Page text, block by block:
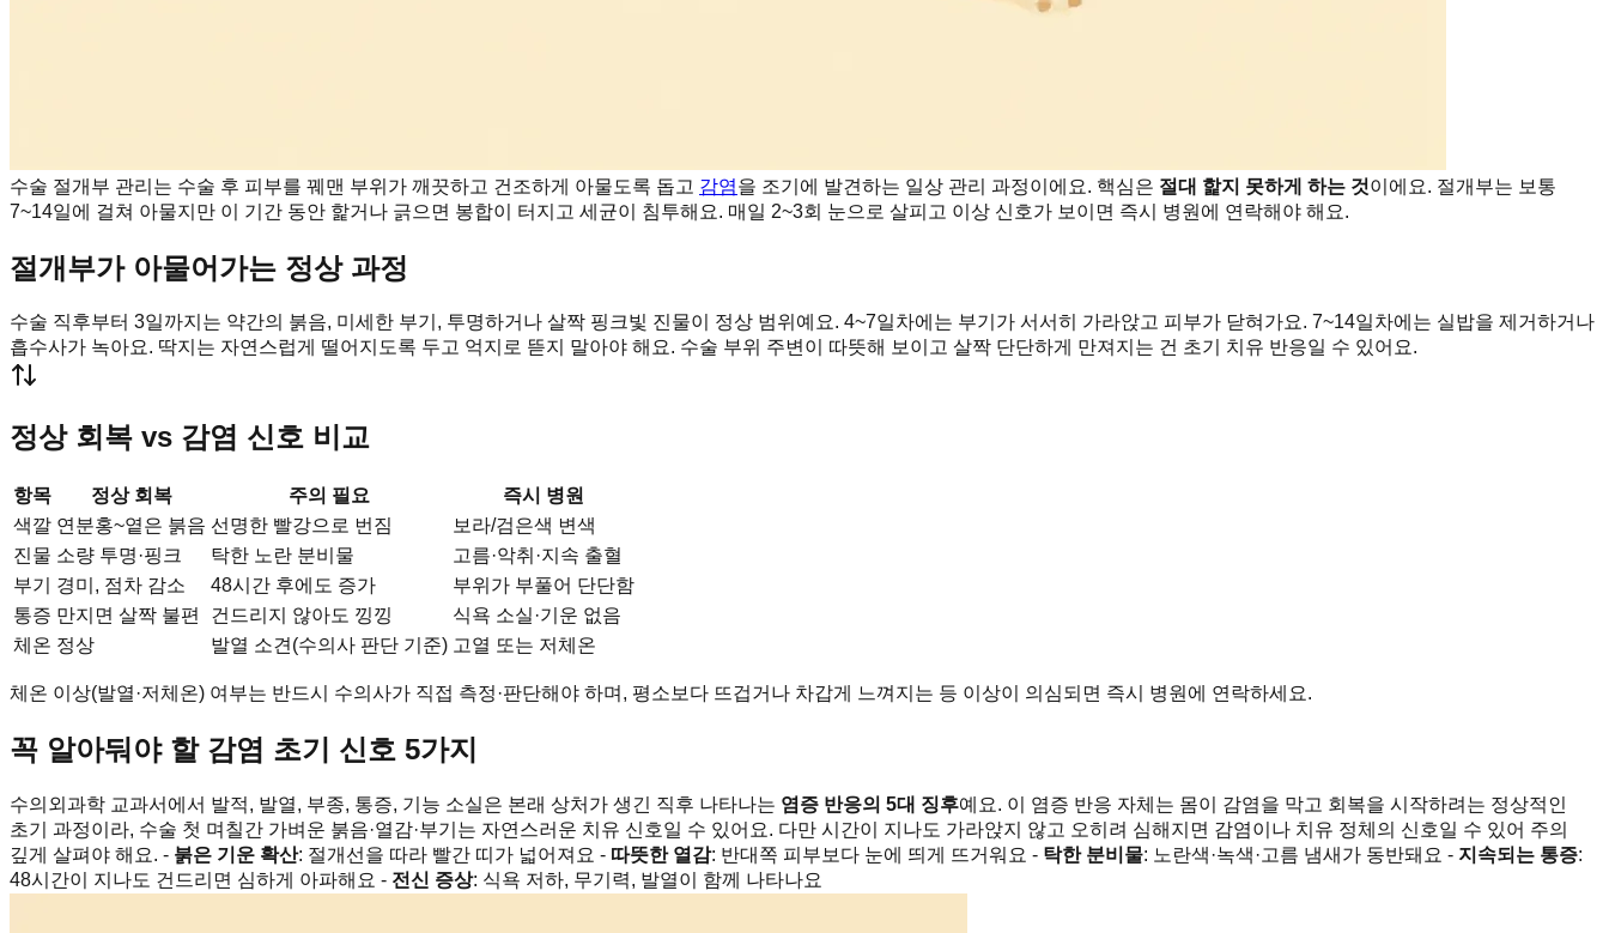
수술 절개부 관리는 수술 후 피부를 꿰맨 부위가 깨끗하고 건조하게 아물도록 돕고 감염을 조기에 발견하는 일상 관리 과정이에요. 핵심은 절대 핥지 못하게 하는 것이에요. 절개부는 보통
7~14일에 걸쳐 아물지만 이 기간 동안 핥거나 긁으면 봉합이 터지고 세균이 침투해요. 매일 2~3회 눈으로 살피고 이상 신호가 보이면 즉시 병원에 연락해야 해요.
절개부가 아물어가는 정상 과정
수술 직후부터 3일까지는 약간의 붉음, 미세한 부기, 투명하거나 살짝 핑크빛 진물이 정상 범위예요. 4~7일차에는 부기가 서서히 가라앉고 피부가 닫혀가요. 7~14일차에는 실밥을 제거하거나
흡수사가 녹아요. 딱지는 자연스럽게 떨어지도록 두고 억지로 뜯지 말아야 해요. 수술 부위 주변이 따뜻해 보이고 살짝 단단하게 만져지는 건 초기 치유 반응일 수 있어요.
정상 회복 vs 감염 신호 비교
항목 정상 회복 주의 필요
즉시 병원
색깔 연분홍~옅은 붉음 선명한 빨강으로 번짐
보라/검은색 변색
진물 소량 투명·핑크 탁한 노란 분비물
고름·악취·지속 출혈
부기
경미, 점차 감소 48시간 후에도 증가
부위가 부풀어 단단함
통증 만지면 살짝 불편 건드리지 않아도 낑낑
식욕 소실·기운 없음
체온 정상 발열 소견(수의사 판단 기준) 고열 또는 저체온
체온 이상(발열·저체온) 여부는 반드시 수의사가 직접 측정·판단해야 하며, 평소보다 뜨겁거나 차갑게 느껴지는 등 이상이 의심되면 즉시 병원에 연락하세요.
꼭 알아둬야 할 감염 초기 신호 5가지
수의외과학 교과서에서 발적, 발열, 부종, 통증, 기능 소실은 본래 상처가 생긴 직후 나타나는 염증 반응의 5대 징후예요. 이 염증 반응 자체는 몸이 감염을 막고 회복을 시작하려는 정상적인
초기 과정이라, 수술 첫 며칠간 가벼운 붉음·열감·부기는 자연스러운 치유 신호일 수 있어요. 다만 시간이 지나도 가라앉지 않고 오히려 심해지면 감염이나 치유 정체의 신호일 수 있어 주의
깊게 살펴야 해요. - 붉은 기운 확산: 절개선을 따라 빨간 띠가 넓어져요 - 따뜻한 열감: 반대쪽 피부보다 눈에 띄게 뜨거워요 - 탁한 분비물: 노란색·녹색·고름 냄새가 동반돼요 - 지속되는 통증:
48시간이 지나도 건드리면 심하게 아파해요 - 전신 증상: 식욕 저하, 무기력, 발열이 함께 나타나요